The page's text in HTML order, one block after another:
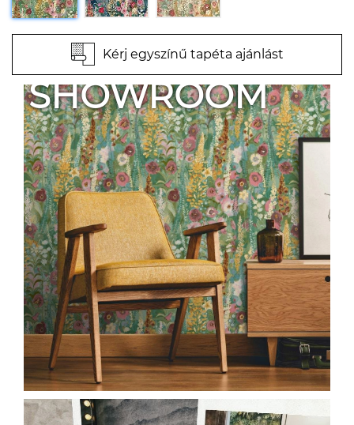
Kérj egyszínű tapéta ajánlást
SHOWROOM